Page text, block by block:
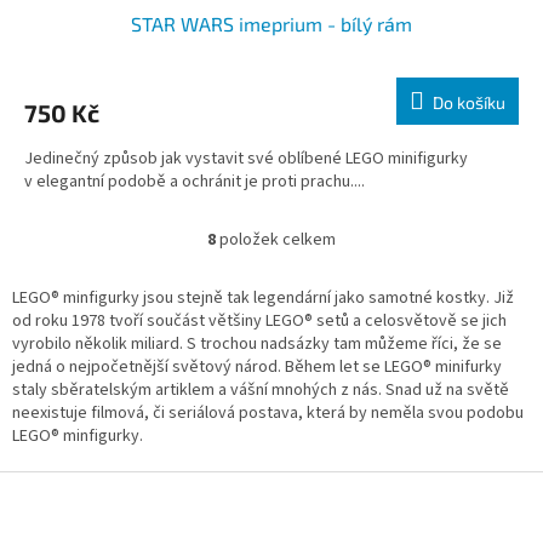
STAR WARS imeprium - bílý rám
750 Kč Do košíku
Jedinečný způsob jak vystavit své oblíbené LEGO minifigurky
v elegantní podobě a ochránit je proti prachu....
O
l
á
d
a
c
í
v
8položek celkem
LEGO® minfigurky jsou stejně tak legendární jako samotné kostky. Již
od roku 1978 tvoří součást většiny LEGO® setů a celosvětově se jich
vyrobilo několik miliard. S trochou nadsázky tam můžeme říci, že se
jedná o nejpočetnější světový národ. Během let se LEGO® minifurky
staly sběratelským artiklem a vášní mnohých z nás. Snad už na světě
neexistuje filmová, či seriálová postava, která by neměla svou podobu
LEGO® minfigurky.